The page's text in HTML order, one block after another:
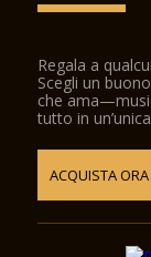
Regala a
Scegli un
che
tutto in
ACQUISTA ORA